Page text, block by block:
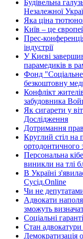
Будівельна
Незалежної
Яка ціна
Київ – це
Прес-
індустрії
У Києві
парамедиків в
Фонд
безкоштовну
Конфлікт
забудовника
Як сигарети у
Дослідження
Дотримання
Круглий стіл на
ортодонтичного
Персональна
виникли на тлі
В Україні
Сусід.Online
Чи не
Адвокати
зможуть
Соціальні
Стан адвокатури
Демократизація